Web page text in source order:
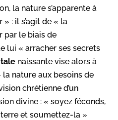
la nature s’apparente à
: il s’agit de « la
par le biais de
lui « arracher ses secrets
naissante vise alors à
nature aux besoins de
chrétienne d’un
divine : « soyez féconds,
et soumettez-la »